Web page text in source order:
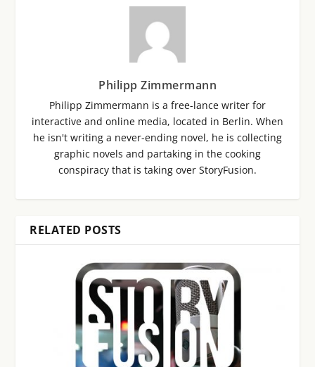
Philipp Zimmermann
Philipp Zimmermann is a free-lance writer for
interactive and online media, located in Berlin. When
he isn't writing a never-ending novel, he is collecting
graphic novels and partaking in the cooking
conspiracy that is taking over StoryFusion.
RELATED POSTS